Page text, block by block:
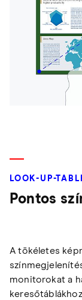
LOOK-UP-
Pontos
A tökéletes
monitorokat a